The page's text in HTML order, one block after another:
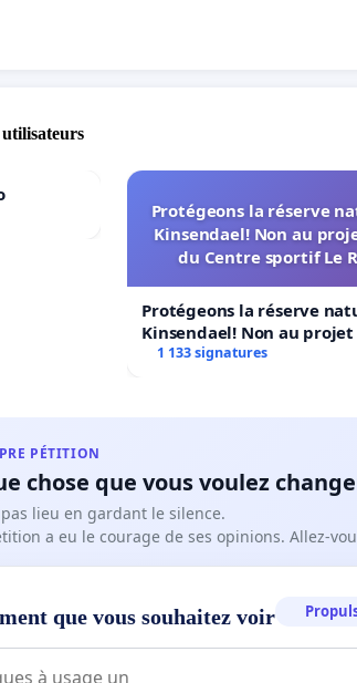
Protégeons la réserve
Kinsendael! Non au
du Centre sportif Le
Protégeons la réserve
Kinsendael! Non au projet
Centre sportif Le Roseau!
1 133 signatures
PÉTITION
chose que vous voulez
lieu en gardant le silence.
a eu le courage de ses opinions. Allez-
que vous souhaitez voir